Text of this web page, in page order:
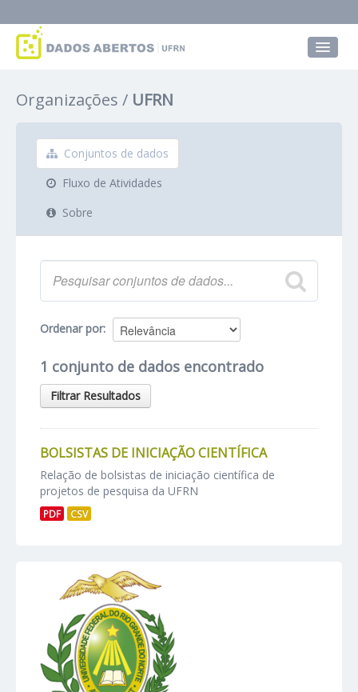
Grupos
Sobre
Organizações UFRN
Conjuntos de dados
Fluxo de Atividades
Sobre
Ordenar por
1 conjunto de dados encontrado
Filtrar Resultados
BOLSISTAS DE INICIAÇÃO CIENTÍFICA
Relação de bolsistas de iniciação científica de
projetos de pesquisa da UFRN
PDF CSV